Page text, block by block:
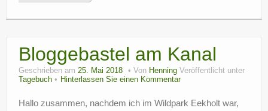
Bloggebastel am Kanal
Geschrieben am 25. Mai 2018 Von Henning Veröffentlicht unter
Tagebuch
Hinterlassen Sie einen Kommentar
Hallo zusammen, nachdem ich im Wildpark Eekholt war,